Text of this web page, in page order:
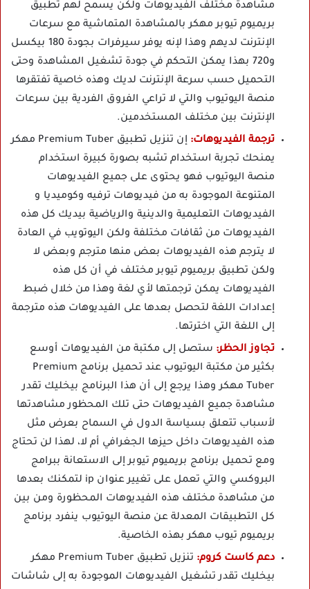
مشاهدة مختلف الفيديوهات ولكن يسمح لهم تطبيق
بريميوم تيوبر مهكر بالمشاهدة المتماشية مع سرعات
الإنترنت لديهم وهذا لإنه يوفر سيرفرات بجودة 180 بيكسل
و720 بهذا يمكن التحكم في جودة تشغيل المشاهدة وحتى
التحميل حسب سرعة الإنترنت لديك وهذه خاصية تفتقرها
منصة اليوتيوب والتي لا تراعي الفروق الفردية بين سرعات
الإنترنت بين مختلف المستخدمين.
ترجمة الفيديوهات:
إن تنزيل تطبيق Premium Tuber مهكر
يمنحك تجربة استخدام تشبه بصورة كبيرة استخدام
منصة اليوتيوب فهو يحتوى على جميع الفيديوهات
المتنوعة الموجودة به من فيديوهات ترفيه وكوميديا و
الفيديوهات التعليمية والدينية والرياضية بيديك كل هذه
الفيديوهات من ثقافات مختلفة ولكن اليوتويب في العادة
لا يترجم هذه الفيديوهات بعض منها مترجم وبعض لا
ولكن تطبيق بريميوم تيوبر مختلف في أن كل هذه
الفيديوهات يمكن ترجمتها لأي لغة وهذا من خلال ضبط
إعدادات اللغة لتحصل بعدها على الفيديوهات هذه مترجمة
إلى اللغة التي اخترتها.
تجاوز الحظر: ستصل إلى مكتبة من الفيديوهات أوسع
بكثير من مكتبة اليوتيوب عند تحميل برنامج Premium
Tuber مهكر وهذا يرجع إلى أن هذا البرنامج بيخليك تقدر
مشاهدة جميع الفيديوهات حتى تلك المحظور مشاهدتها
لأسباب تتعلق بسياسة الدول في السماح بعرض مثل
هذه الفيديوهات داخل حيزها الجغرافي أم لا، لهذا لن تحتاج
ومع تحميل برنامج بريميوم تيوبر إلى الاستعانة ببرامج
البروكسي والتي تعمل على تغيير عنوان ip لتمكنك بعدها
من مشاهدة مختلف هذه الفيديوهات المحظورة ومن بين
كل التطبيقات المعدلة عن منصة اليوتيوب ينفرد برنامج
بريميوم تيوب مهكر بهذه الخاصية.
دعم كاست كروم:
تنزيل تطبيق Premium Tuber مهكر
بيخليك تقدر تشغيل الفيديوهات الموجودة به إلى شاشات